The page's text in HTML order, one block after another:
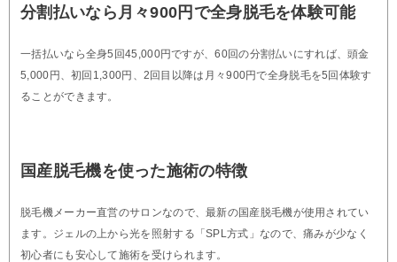
分割払いなら月々900円で全身脱毛を体験可能
一括払いなら全身5回45,000円ですが、60回の分割払いにすれば、頭金
5,000円、初回1,300円、2回目以降は月々900円で全身脱毛を5回体験す
ることができます。
国産脱毛機を使った施術の特徴
脱毛機メーカー直営のサロンなので、最新の国産脱毛機が使用されてい
ます。ジェルの上から光を照射する「SPL方式」なので、痛みが少なく
初心者にも安心して施術を受けられます。